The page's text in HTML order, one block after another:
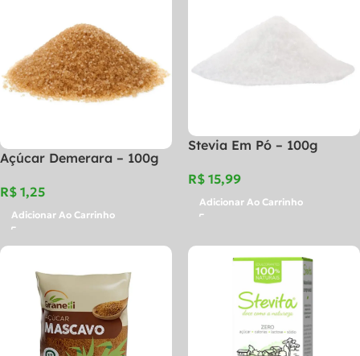
Açúcar Demerara – 100g
R$
Adicionar Ao Carrinho
Stevia Em Pó – 100g
R$
Adicionar Ao Carrinho